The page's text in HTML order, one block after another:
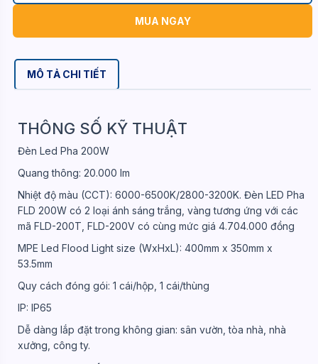
MUA NGAY
MÔ TẢ CHI TIẾT
THÔNG SỐ KỸ THUẬT
Đèn Led Pha 200W
Quang thông: 20.000 lm
Nhiệt độ màu (CCT): 6000-6500K/2800-3200K. Đèn LED Pha
FLD 200W có 2 loại ánh sáng trắng, vàng tương ứng với các
mã FLD-200T, FLD-200V có cùng mức giá 4.704.000 đồng
MPE Led Flood Light size (WxHxL): 400mm x 350mm x
53.5mm
Quy cách đóng gói: 1 cái/hộp, 1 cái/thùng
IP: IP65
Dễ dàng lắp đặt trong không gian: sân vườn, tòa nhà, nhà
xưởng, công ty.